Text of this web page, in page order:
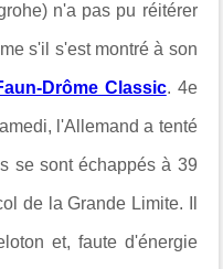
n'a pas pu réitérer
s'il s'est montré à son
Drôme Classic. 4e
l'Allemand a tenté
se sont échappés à 39
de la Grande Limite. Il
et, faute d'énergie